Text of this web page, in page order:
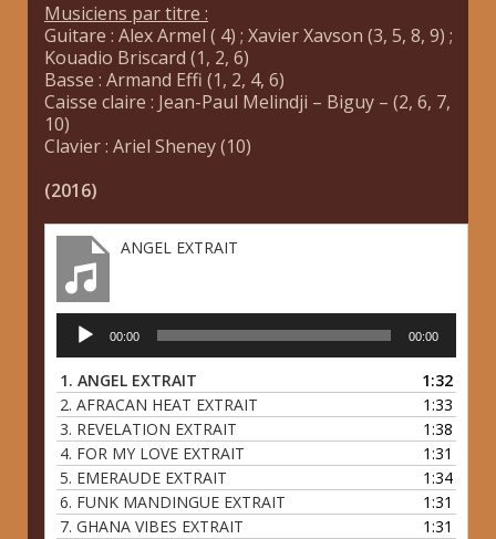
Musiciens par titre :
Guitare : Alex Armel ( 4) ; Xavier Xavson (3, 5, 8, 9) ;
Kouadio Briscard (1, 2, 6)
Basse : Armand Effi (1, 2, 4, 6)
Caisse claire : Jean-Paul Melindji – Biguy – (2, 6, 7,
10)
Clavier : Ariel Sheney (10)
(2016)
ANGEL EXTRAIT
Lecteur
audio
00:00 00:00
1. ANGEL EXTRAIT
1:32
2. AFRACAN HEAT EXTRAIT
1:33
3. REVELATION EXTRAIT
1:38
4. FOR MY LOVE EXTRAIT
1:31
5. EMERAUDE EXTRAIT
1:34
6. FUNK MANDINGUE EXTRAIT
1:31
7. GHANA VIBES EXTRAIT
1:31